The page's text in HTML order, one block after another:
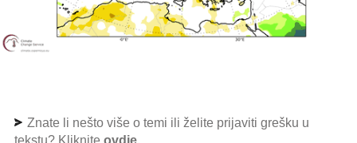
Znate li nešto više o temi ili želite prijaviti grešku u